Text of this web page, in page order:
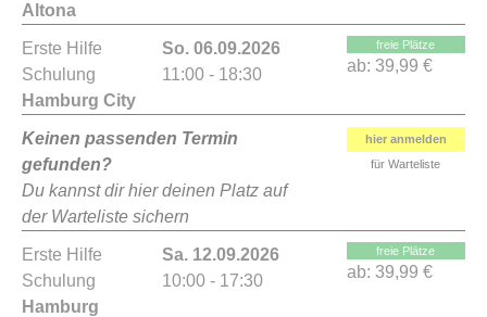
Altona
Erste Hilfe
Schulung
Hamburg City
So. 06.09.2026
11:00 - 18:30
freie Plätze
ab: 39,99 €
Keinen passenden Termin
gefunden?
Du kannst dir hier deinen Platz auf
der Warteliste sichern
hier anmelden
für Warteliste
Erste Hilfe
Schulung
Hamburg
Sa. 12.09.2026
10:00 - 17:30
freie Plätze
ab: 39,99 €